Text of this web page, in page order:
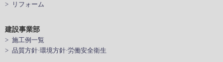
> リフォーム
建設事業部
> 施工例一覧
> 品質方針·環境方針·労働安全衛生